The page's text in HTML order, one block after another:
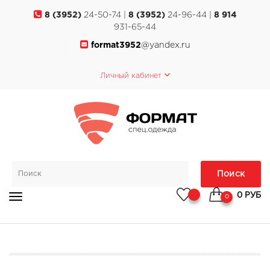
8 (3952)24-50-74 | 8 (3952)24-96-44 | 8 914
931-65-44
format3952@yandex.ru
Личный кабинет
Поиск
0 0 РУБ